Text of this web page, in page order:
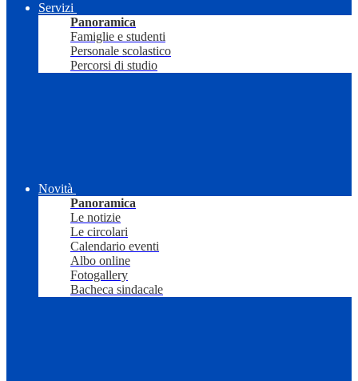
Servizi
Panoramica
Famiglie e studenti
Personale scolastico
Percorsi di studio
Novità
Panoramica
Le notizie
Le circolari
Calendario eventi
Albo online
Fotogallery
Bacheca sindacale